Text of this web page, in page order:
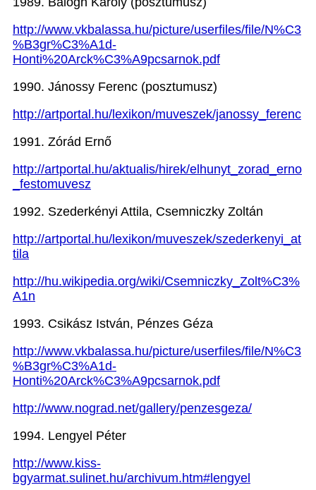
http://www.vkbalassa.hu/picture/userfiles/file/N%C3
%B3gr%C3%A1d-
Honti%20Arck%C3%A9pcsarnok.pdf
1990. Jánossy Ferenc (posztumusz)
http://artportal.hu/lexikon/muveszek/janossy_ferenc
1991. Zórád Ernő
http://artportal.hu/aktualis/hirek/elhunyt_zorad_erno
_festomuvesz
1992. Szederkényi Attila, Csemniczky Zoltán
http://artportal.hu/lexikon/muveszek/szederkenyi_at
tila
http://hu.wikipedia.org/wiki/Csemniczky_Zolt%C3%
A1n
1993. Csikász István, Pénzes Géza
http://www.vkbalassa.hu/picture/userfiles/file/N%C3
%B3gr%C3%A1d-
Honti%20Arck%C3%A9pcsarnok.pdf
http://www.nograd.net/gallery/penzesgeza/
1994. Lengyel Péter
http://www.kiss-
bgyarmat.sulinet.hu/archivum.htm#lengyel